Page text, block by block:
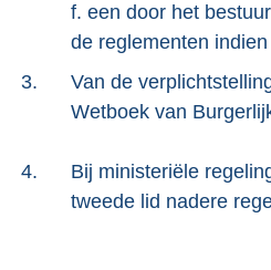
f. een door het
de reglementen
3.
Van de
Wetboek van
4.
Bij ministeriële
tweede lid nadere